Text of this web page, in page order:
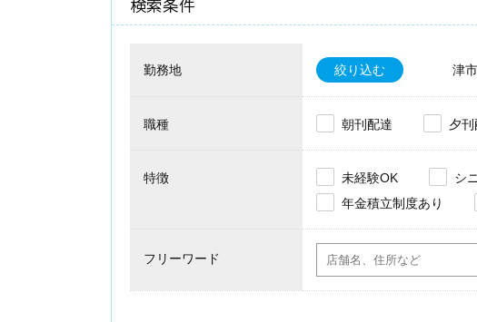
勤務地 絞り込む 津市
職種 朝刊配達 夕刊
特徴 未経験OK シ
年金積立制度あり
フリーワード